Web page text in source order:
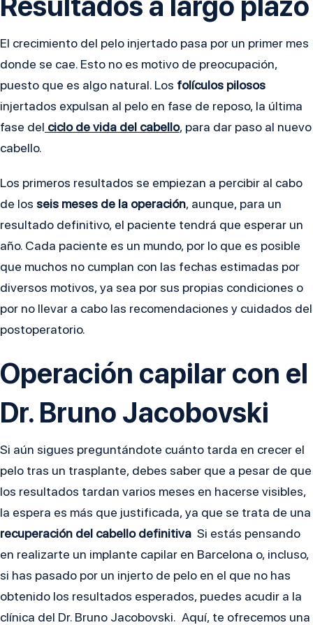
El crecimiento del pelo injertado pasa por un primer mes
donde se cae. Esto no es motivo de preocupación,
puesto que es algo natural. Los folículos pilosos
injertados expulsan al pelo en fase de reposo, la última
fase del ciclo de vida del cabello, para dar paso al nuevo
cabello.
Los primeros resultados se empiezan a percibir al cabo
de los seis meses de la operación, aunque, para un
resultado definitivo, el paciente tendrá que esperar un
año. Cada paciente es un mundo, por lo que es posible
que muchos no cumplan con las fechas estimadas por
diversos motivos, ya sea por sus propias condiciones o
por no llevar a cabo las recomendaciones y cuidados del
postoperatorio.
Operación capilar con el
Dr. Bruno Jacobovski
Si aún sigues preguntándote cuánto tarda en crecer el
pelo tras un trasplante, debes saber que a pesar de que
los resultados tardan varios meses en hacerse visibles,
la espera es más que justificada, ya que se trata de una
recuperación del cabello definitiva Si estás pensando
en realizarte un implante capilar en Barcelona o, incluso,
si has pasado por un injerto de pelo en el que no has
obtenido los resultados esperados, puedes acudir a la
clínica del Dr. Bruno Jacobovski. Aquí, te ofrecemos una